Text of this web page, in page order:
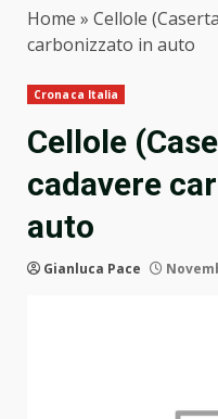
Home » Cellole
carbonizzato in auto
Cronaca Italia
Cellole
cadavere
auto
Gianluca Pace